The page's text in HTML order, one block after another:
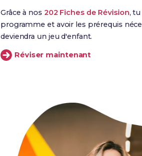
Grâce à nos 202 Fiches de Révision,
programme et avoir les prérequis
deviendra un jeu d'enfant.
Réviser maintenant